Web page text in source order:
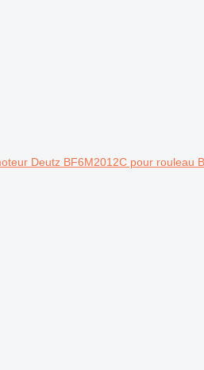
Deutz BF6M2012C pour rouleau